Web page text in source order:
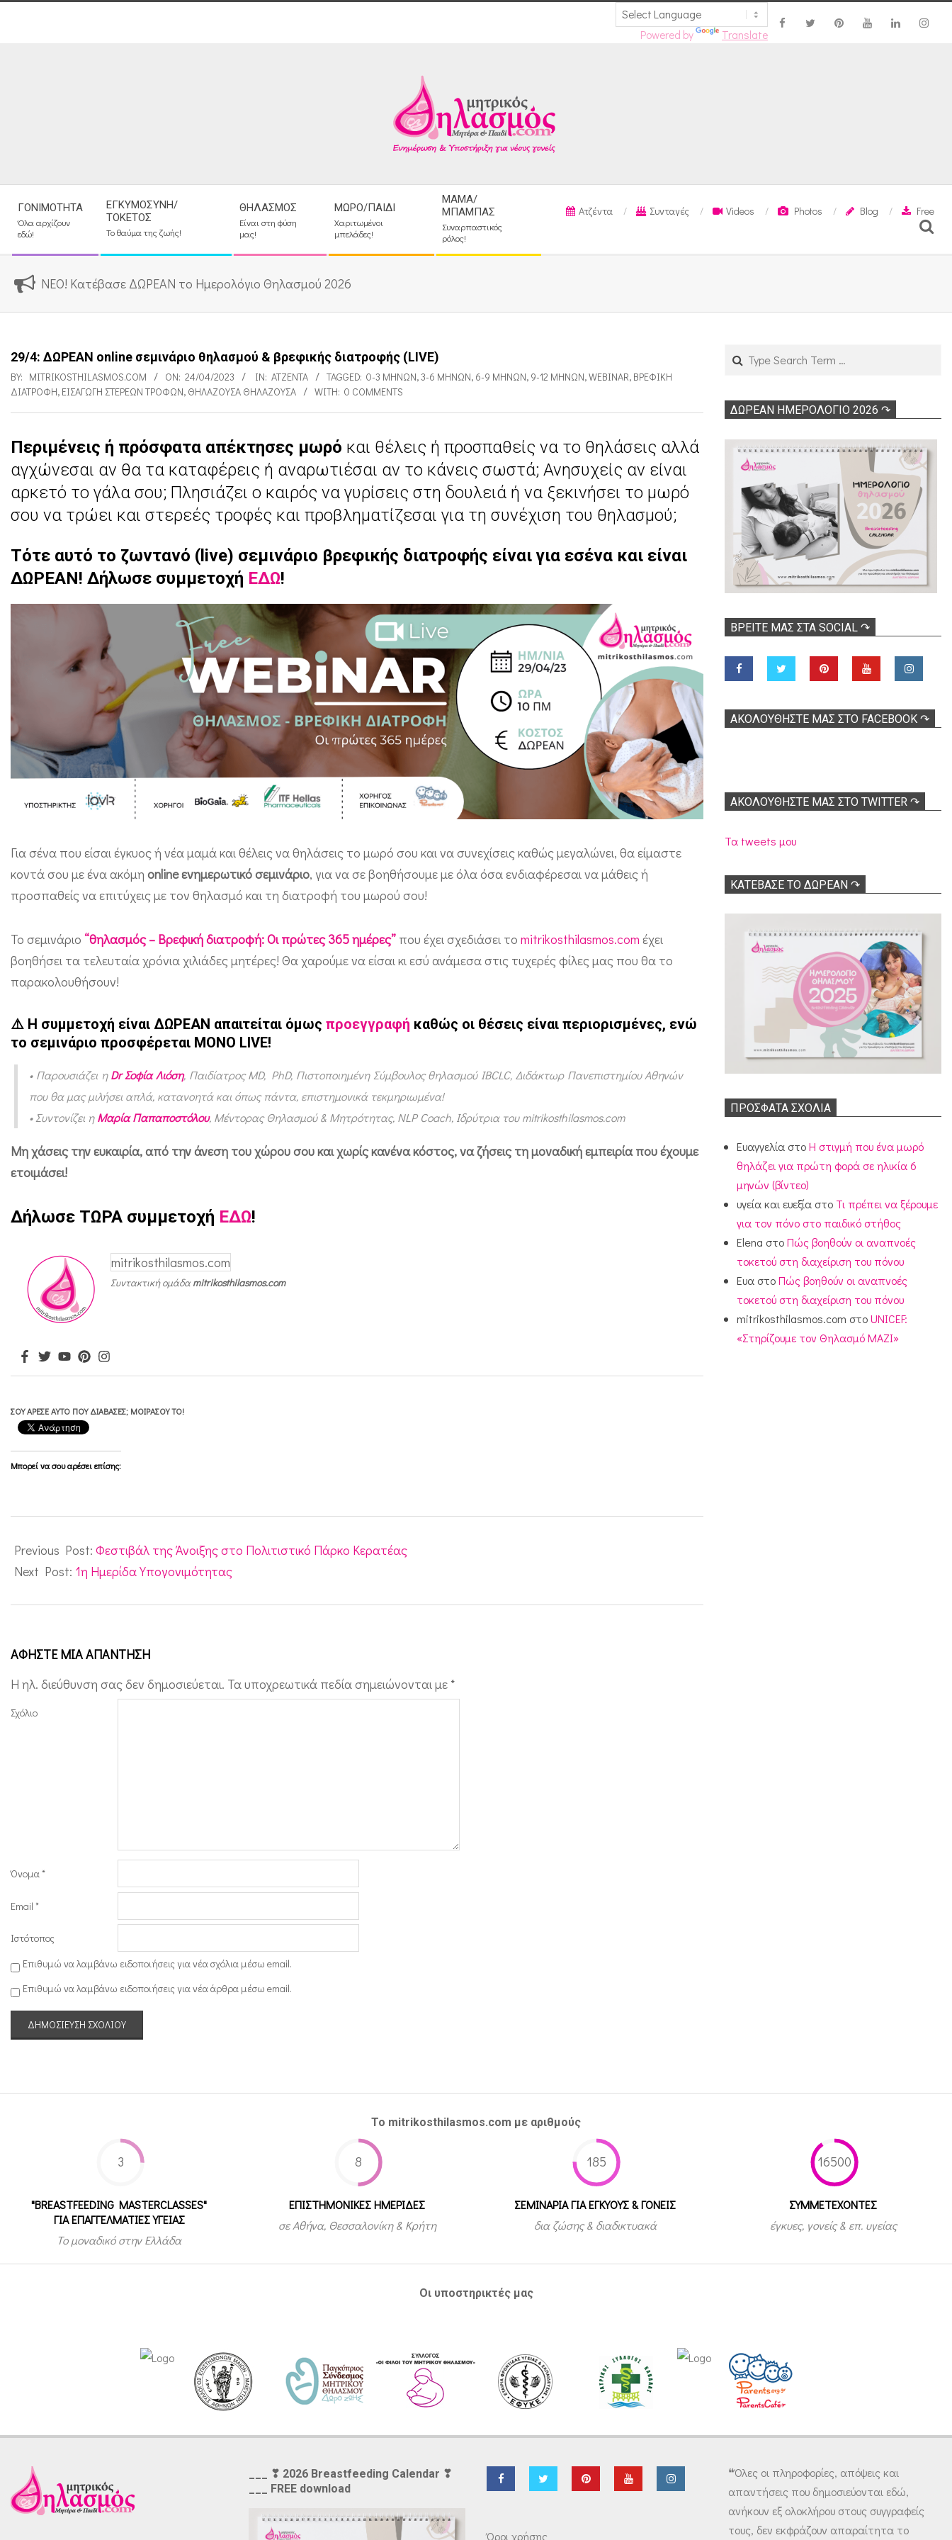
Powered by Translate
Navigation
Menu
ΓΟΝΙΜΌΤΗΤΑ
Όλα αρχίζουν
εδώ!
ΕΓΚΥΜΟΣΎΝΗ/
ΤΟΚΕΤΌΣ
Το θαύμα της ζωής!
ΘΗΛΑΣΜΌΣ
Είναι στη φύση
μας!
ΜΩΡΌ/ΠΑΙΔΊ
Χαριτωμένοι
μπελάδες!
ΜΑΜΆ/
ΜΠΑΜΠΆΣ
Συναρπαστικός
ρόλος!
Ατζέντα Συνταγές Videos Photos Blog
Free
Search
ΝΕΟ! Κατέβασε ΔΩΡΕΑΝ το Ημερολόγιο Θηλασμού 2026
29/4: ΔΩΡΕΑΝ online σεμινάριο θηλασμού & βρεφικής διατροφής (LIVE)
BY: MITRIKOSTHILASMOS.COM ON: 24/04/2023 IN: ΑΤΖΈΝΤΑ TAGGED: 0-3 ΜΗΝΏΝ,3-6 ΜΗΝΏΝ, 6-9 ΜΗΝΏΝ, 9-12 ΜΗΝΏΝ,WEBINAR, ΒΡΕΦΙΚΉ
ΔΙΑΤΡΟΦΉ, ΕΙΣΑΓΩΓΉ ΣΤΈΡΕΩΝ ΤΡΟΦΏΝ, ΘΗΛΆΖΟΥΣΑ ΘΗΛΆΖΟΥΣΑ WITH: 0 COMMENTS
2
9
/
:
Δ
Ω
o
n
i
σ
ε
μ
ν
ά
ρ
ο
θ
σ
μ
ύ
κ
ς
ι
ο
φ
I
V
Περιμένεις ή πρόσφατα απέκτησες μωρό και θέλεις ή προσπαθείς να το θηλάσεις αλλά
αγχώνεσαι αν θα τα καταφέρεις ή αναρωτιέσαι αν το κάνεις σωστά; Ανησυχείς αν είναι
αρκετό το γάλα σου; Πλησιάζει ο καιρός να γυρίσεις στη δουλειά ή να ξεκινήσει το μωρό
σου να τρώει και στερεές τροφές και προβληματίζεσαι για τη συνέχιση του θηλασμού;
Τότε αυτό το ζωντανό (live) σεμινάριο βρεφικής διατροφής είναι για εσένα και είναι
ΔΩΡΕΑΝ! Δήλωσε συμμετοχή ΕΔΩ!
Για σένα που είσαι έγκυος ή νέα μαμά και θέλεις να θηλάσεις το μωρό σου και να συνεχίσεις καθώς μεγαλώνει, θα είμαστε
κοντά σου με ένα ακόμη online ενημερωτικό σεμινάριο, για να σε βοηθήσουμε με όλα όσα ενδιαφέρεσαι να μάθεις ή
προσπαθείς να επιτύχεις με τον θηλασμό και τη διατροφή του μωρού σου!
Το σεμινάριο “θηλασμός – Βρεφική διατροφή: Οι πρώτες 365 ημέρες” που έχει σχεδιάσει το mitrikosthilasmos.com έχει
βοηθήσει τα τελευταία χρόνια χιλιάδες μητέρες! Θα χαρούμε να είσαι κι εσύ ανάμεσα στις τυχερές φίλες μας που θα το
παρακολουθήσουν!
⚠️ Η συμμετοχή είναι ΔΩΡΕΑΝ απαιτείται όμως προεγγραφή καθώς οι θέσεις είναι περιορισμένες, ενώ
το σεμινάριο προσφέρεται ΜΟΝΟ LIVE!
• Παρουσιάζει ηDr Σοφία Λιόση, Παιδίατρος MD, PhD, Πιστοποιημένη Σύμβουλος θηλασμού IBCLC, Διδάκτωρ Πανεπιστημίου Αθηνών
που θα μας μιλήσει απλά, κατανοητά και όπως πάντα, επιστημονικά τεκμηριωμένα!
• Συντονίζει ηΜαρία Παπαποστόλου, Μέντορας Θηλασμού & Μητρότητας, NLP Coach, Ιδρύτρια του mitrikosthilasmos.com
Μη χάσεις την ευκαιρία, από την άνεση του χώρου σου και χωρίς κανένα κόστος, να ζήσεις τη μοναδική εμπειρία που έχουμε
ετοιμάσει!
Δήλωσε ΤΩΡΑ συμμετοχή ΕΔΩ!
mitrikosthilasmos.com
Συντακτική ομάδαmitrikosthilasmos.com
ΣΟΥ ΆΡΕΣΕ ΑΥΤΌ ΠΟΥ ΔΙΆΒΑΣΕΣ; ΜΟΙΡΆΣΟΥ ΤΟ!
Μπορεί να σου αρέσει επίσης:
04-
24
Previous Post: Φεστιβάλ της Άνοιξης στο Πολιτιστικό Πάρκο Κερατέας
Next Post: 1η Ημερίδα Υπογονιμότητας
ΑΦΉΣΤΕ ΜΙΑ ΑΠΆΝΤΗΣΗ
Η ηλ. διεύθυνση σας δεν δημοσιεύεται. Τα υποχρεωτικά πεδία σημειώνονται με *
Σχόλιο
Όνομα*
Email *
Ιστότοπος
Επιθυμώ να λαμβάνω ειδοποιήσεις για νέα σχόλια μέσω email.
Επιθυμώ να λαμβάνω ειδοποιήσεις για νέα άρθρα μέσω email.
Search
ΔΩΡΕΑΝ ΗΜΕΡΟΛΟΓΙΟ 2026 ↷
ΒΡΕΊΤΕ ΜΑΣ ΣΤΑ SOCIAL ↷
ΑΚΟΛOΥΘΉΣΤΕ ΜΑΣ ΣΤΟ FACEBOOK ↷
ΑΚΟΛΟΥΘΉΣΤΕ ΜΑΣ ΣΤΟ TWITTER ↷
Τα tweets μου
ΚΑΤΕΒΑΣΕ ΤΟ ΔΩΡΕΑΝ ↷
ΠΡΌΣΦΑΤΑ ΣΧΌΛΙΑ
Ευαγγελία στοΗ στιγμή που ένα μωρό
θηλάζει για πρώτη φορά σε ηλικία 6
μηνών (βίντεο)
υγεία και ευεξία στο Τι πρέπει να ξέρουμε
για τον πόνο στο παιδικό στήθος
Elena στοΠώς βοηθούν οι αναπνοές
τοκετού στη διαχείριση του πόνου
Ευα στοΠώς βοηθούν οι αναπνοές
τοκετού στη διαχείριση του πόνου
mitrikosthilasmos.com στοUNICEF:
«Στηρίζουμε τον Θηλασμό ΜΑΖΙ»
Το mitrikosthilasmos.com με αριθμούς
3
"BREASTFEEDING MASTERCLASSES"
ΓΙΑ ΕΠΑΓΓΕΛΜΑΤΙΕΣ ΥΓΕΙΑΣ
Το μοναδικό στην Ελλάδα
8
ΕΠΙΣΤΗΜΟΝΙΚΕΣ ΗΜΕΡΙΔΕΣ
σε Αθήνα, Θεσσαλονίκη & Κρήτη
185
ΣΕΜΙΝΑΡΙΑ ΓΙΑ ΕΓΚΥΟΥΣ & ΓΟΝΕΙΣ
δια ζώσης & διαδικτυακά
16500
ΣΥΜΜΕΤEΧΟΝΤΕΣ
έγκυες, γονείς & επ. υγείας
Οι υποστηρικτές μας
___ ❣ 2026 Breastfeeding Calendar ❣
___ FREE download
Όροι χρήσης
❝Όλες οι πληροφορίες, απόψεις και
απαντήσεις που δημοσιεύονται εδώ,
ανήκουν εξ ολοκλήρου στους συγγραφείς
τους, δεν εκφράζουν απαραίτητα το